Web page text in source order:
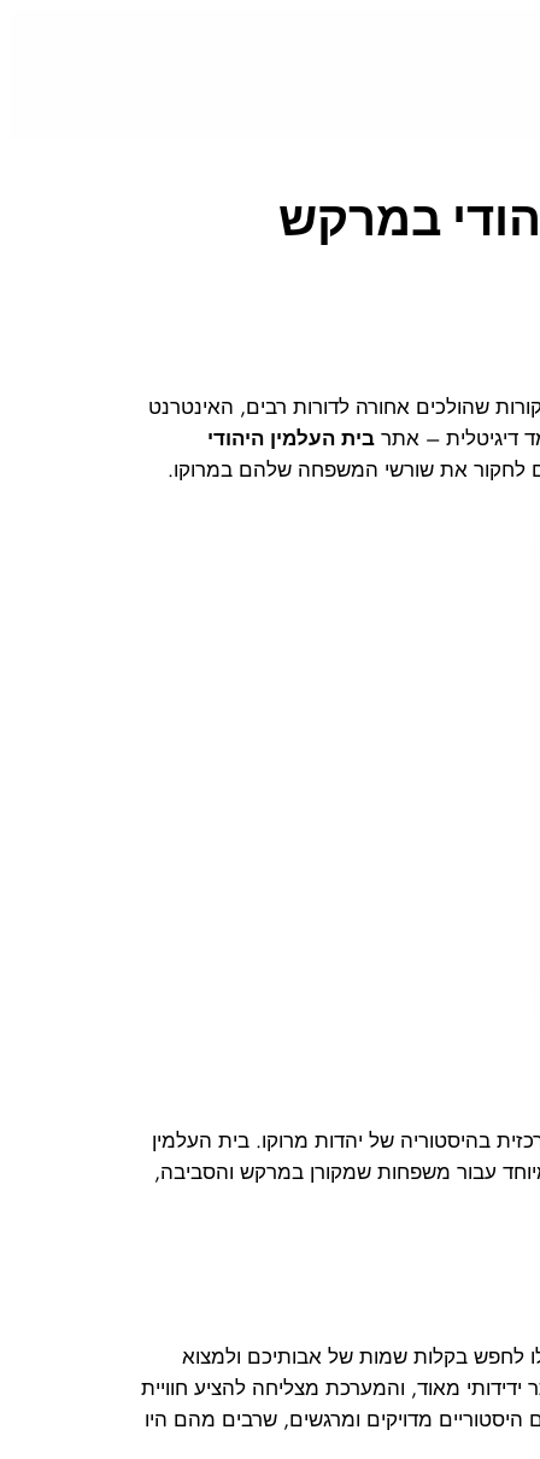
במרקש
שהולכים אחורה לדורות רבים, האינטרנט
דיגיטלית – אתר בית העלמין היהודי
לחקור את שורשי המשפחה שלהם במרוקו.
בהיסטוריה של יהדות מרוקו. בית העלמין
עבור משפחות שמקורן במרקש והסביבה,
לחפש בקלות שמות של אבותיכם ולמצוא
מאוד, והמערכת מצליחה להציע חוויית
מדויקים ומרגשים, שרבים מהם היו